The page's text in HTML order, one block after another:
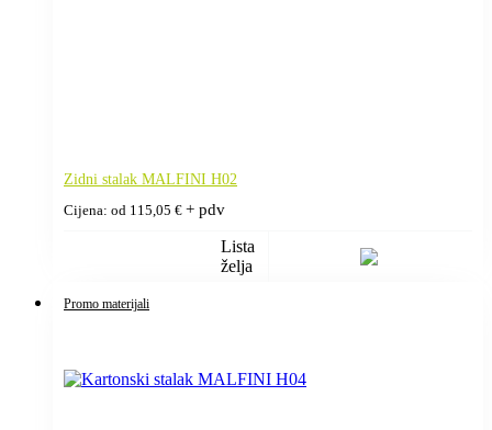
Zidni stalak MALFINI H02
Cijena: od 115,05 € + pdv
Lista
želja
Promo materijali